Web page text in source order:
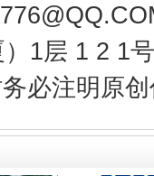
1层 1 2 1
必注明原
一